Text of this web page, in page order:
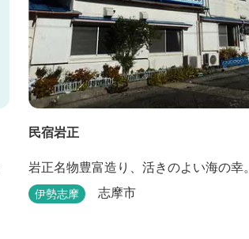
民宿岩正
岩正名物豊富造り、活きのよい海の幸。
伊勢志摩 志摩市